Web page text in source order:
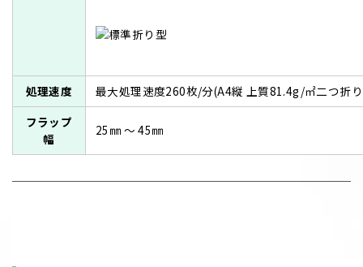
処理速度
最大処理速度260枚/分(A4縦 上質81.4g/㎡二つ折
フラップ
幅
25㎜ ～ 45㎜